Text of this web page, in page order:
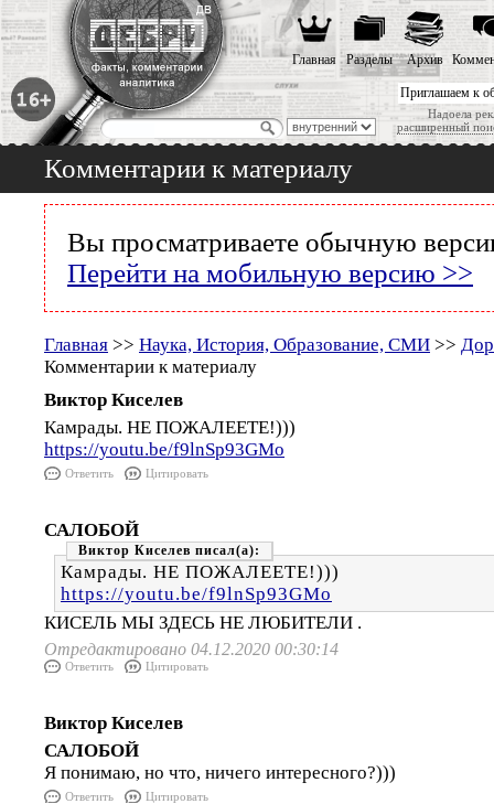
Приглашаем к
Надоела
расширенный
Главная Разделы Архив
Комментарии к материалу
Вы просматриваете обычную
Перейти на мобильную версию >>
Главная >> Наука, История, Образование, СМИ >>
Комментарии к материалу
Виктор Киселев
Камрады. НЕ ПОЖАЛЕЕТЕ!)))
https://youtu.be/f9lnSp93GMo
Ответить Цитировать
САЛОБОЙ
Виктор Киселев
Камрады. НЕ ПОЖАЛЕЕТЕ!)))
https://youtu.be/f9lnSp93GMo
КИСЕЛЬ МЫ ЗДЕСЬ НЕ ЛЮБИТЕЛИ .
Отредактировано 04.12.2020 00:30:14
Ответить Цитировать
Виктор Киселев
САЛОБОЙ
Я понимаю, но что, ничего интересного?)))
Ответить Цитировать